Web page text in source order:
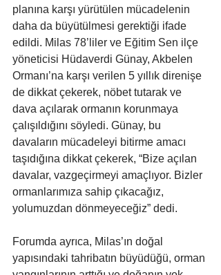
planına karşı yürütülen mücadelenin
daha da büyütülmesi gerektiği ifade
edildi. Milas 78’liler ve Eğitim Sen ilçe
yöneticisi Hüdaverdi Günay, Akbelen
Ormanı’na karşı verilen 5 yıllık direnişe
de dikkat çekerek, nöbet tutarak ve
dava açılarak ormanın korunmaya
çalışıldığını söyledi. Günay, bu
davaların mücadeleyi bitirme amacı
taşıdığına dikkat çekerek, “Bize açılan
davalar, vazgeçirmeyi amaçlıyor. Bizler
ormanlarımıza sahip çıkacağız,
yolumuzdan dönmeyeceğiz” dedi.
Forumda ayrıca, Milas’ın doğal
yapısındaki tahribatın büyüdüğü, orman